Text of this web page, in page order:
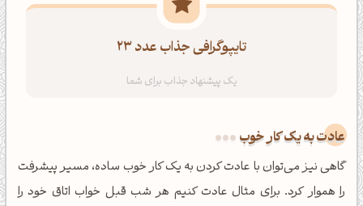
تایپوگرافی جذاب عدد ۲۳
عادت به یک کار خوب
گاهی نیز می‌توان با عادت کردن به یک کار خوب ساده، مسیر پیشرفت
را هموار کرد. برای مثال عادت کنیم هر شب قبل خواب اتاق خود را